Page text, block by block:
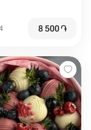
8 500֏